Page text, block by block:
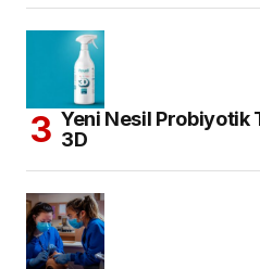
Yeni Nesil Probiyotik
3D